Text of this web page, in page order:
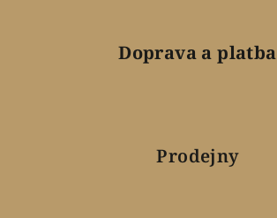
Doprava a platba
Prodejny